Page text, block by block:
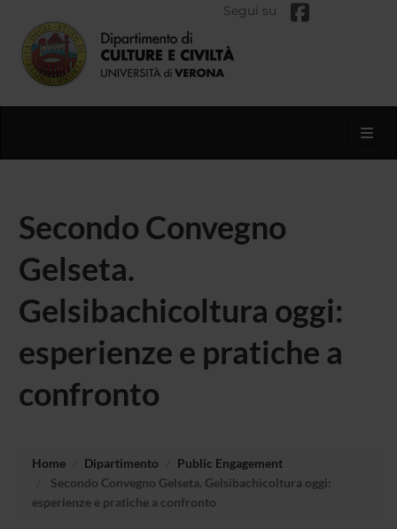
Segui su
Secondo Convegno
Gelseta.
Gelsibachicoltura oggi:
esperienze e pratiche a
confronto
Home Dipartimento
Public Engagement
Secondo Convegno Gelseta. Gelsibachicoltura oggi:
esperienze e pratiche a confronto